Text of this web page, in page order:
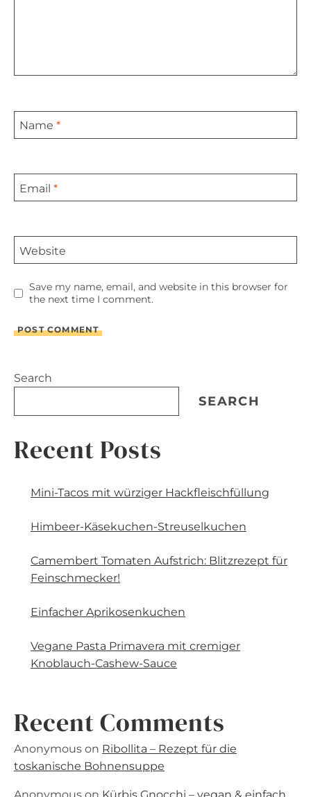
Name *
Email *
Website
Save my name, email, and website in this browser for
the next time I comment.
Search
SEARCH
Recent Posts
Mini-Tacos mit würziger Hackfleischfüllung
Himbeer-Käsekuchen-Streuselkuchen
Camembert Tomaten Aufstrich: Blitzrezept für
Feinschmecker!
Einfacher Aprikosenkuchen
Vegane Pasta Primavera mit cremiger
Knoblauch-Cashew-Sauce
Recent Comments
Anonymous on Ribollita – Rezept für die
toskanische Bohnensuppe